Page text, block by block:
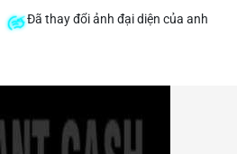
Đã thay đổi ảnh đại diện của anh